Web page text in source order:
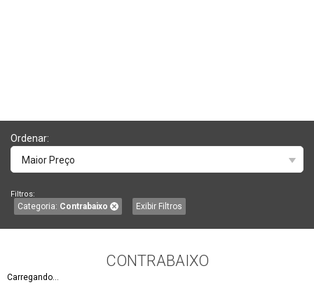
Ordenar:
Maior Preço
Filtros:
Categoria: Contrabaixo Exibir Filtros
CONTRABAIXO
Carregando...